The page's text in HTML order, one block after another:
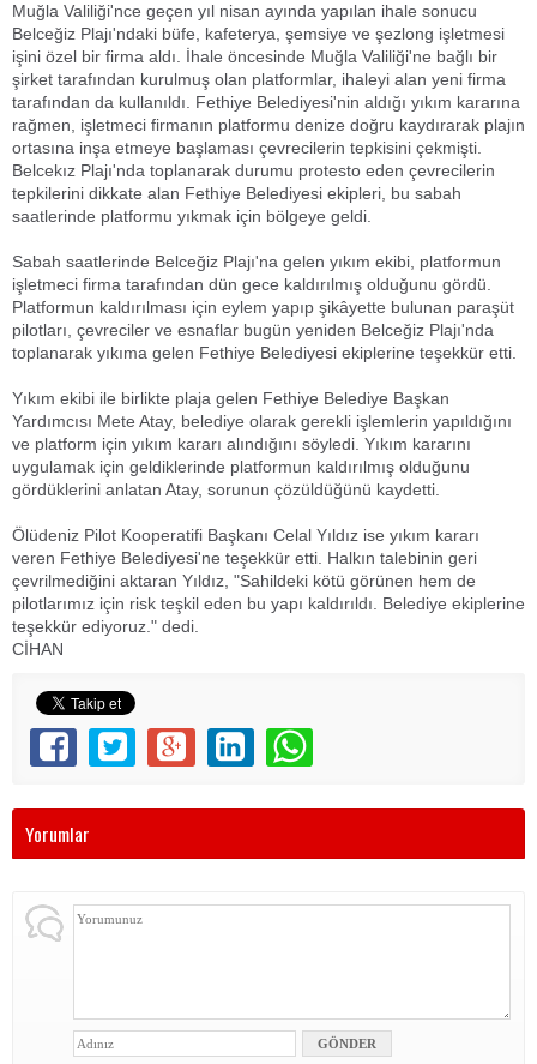
Muğla Valiliği'nce geçen yıl nisan ayında yapılan ihale sonucu
Belceğiz Plajı'ndaki büfe, kafeterya, şemsiye ve şezlong işletmesi
işini özel bir firma aldı. İhale öncesinde Muğla Valiliği'ne bağlı bir
şirket tarafından kurulmuş olan platformlar, ihaleyi alan yeni firma
tarafından da kullanıldı. Fethiye Belediyesi'nin aldığı yıkım kararına
rağmen, işletmeci firmanın platformu denize doğru kaydırarak plajın
ortasına inşa etmeye başlaması çevrecilerin tepkisini çekmişti.
Belcekız Plajı'nda toplanarak durumu protesto eden çevrecilerin
tepkilerini dikkate alan Fethiye Belediyesi ekipleri, bu sabah
saatlerinde platformu yıkmak için bölgeye geldi.
Sabah saatlerinde Belceğiz Plajı'na gelen yıkım ekibi, platformun
işletmeci firma tarafından dün gece kaldırılmış olduğunu gördü.
Platformun kaldırılması için eylem yapıp şikâyette bulunan paraşüt
pilotları, çevreciler ve esnaflar bugün yeniden Belceğiz Plajı'nda
toplanarak yıkıma gelen Fethiye Belediyesi ekiplerine teşekkür etti.
Yıkım ekibi ile birlikte plaja gelen Fethiye Belediye Başkan
Yardımcısı Mete Atay, belediye olarak gerekli işlemlerin yapıldığını
ve platform için yıkım kararı alındığını söyledi. Yıkım kararını
uygulamak için geldiklerinde platformun kaldırılmış olduğunu
gördüklerini anlatan Atay, sorunun çözüldüğünü kaydetti.
Ölüdeniz Pilot Kooperatifi Başkanı Celal Yıldız ise yıkım kararı
veren Fethiye Belediyesi'ne teşekkür etti. Halkın talebinin geri
çevrilmediğini aktaran Yıldız, "Sahildeki kötü görünen hem de
pilotlarımız için risk teşkil eden bu yapı kaldırıldı. Belediye ekiplerine
teşekkür ediyoruz." dedi.
CİHAN
Yorumlar